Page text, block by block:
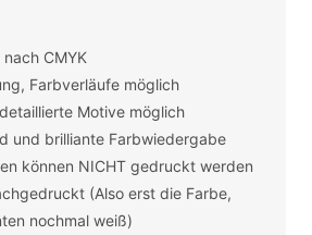
CMYK
Farbverläufe möglich
Motive möglich
und brilliante Farbwiedergabe
können NICHT gedruckt werden
(Also erst die Farbe,
nochmal weiß)